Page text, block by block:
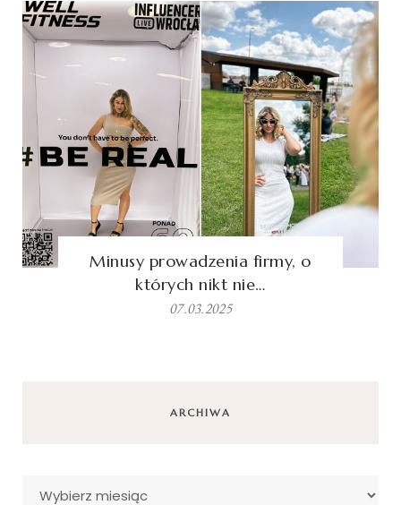
Minusy prowadzenia firmy, o
których nikt nie…
07.03.2025
ARCHIWA